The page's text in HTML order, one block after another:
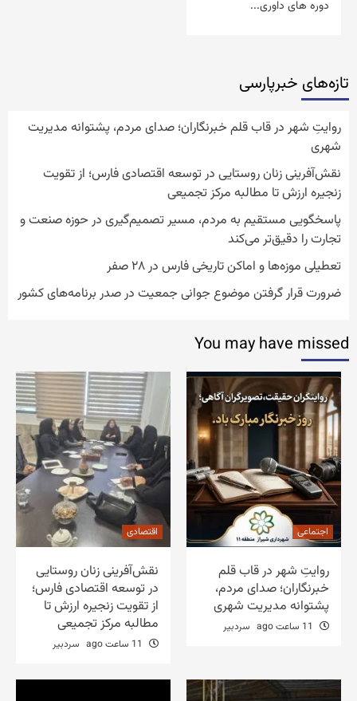
دوره های داوری...
تازه‌‏های خبرپارسی
روایتِ شهر در قاب قلم خبرنگاران؛ صدای مردم، پشتوانه مدیریت
شهری
نقش‌آفرینی زنان روستایی در توسعه اقتصادی فارس؛ از تقویت
زنجیره ارزش تا مطالبه مرکز تجمیعی
پاسخگویی مستقیم به مردم، مسیر تصمیم‌گیری در حوزه صنعت و
تجارت را دقیق‌تر می‌کند
تعطیلی موزه‌ها و اماکن تاریخی فارس در ۲۸ صفر
ضرورت قرار گرفتن موضوع جوانی جمعیت در صدر برنامه‌های کشور
You may have missed
اجتماعی
روایتِ شهر در قاب قلم
خبرنگاران؛ صدای مردم،
پشتوانه مدیریت شهری
سردبیر
اقتصادی
نقش‌آفرینی زنان روستایی
در توسعه اقتصادی فارس؛
از تقویت زنجیره ارزش تا
مطالبه مرکز تجمیعی
سردبیر